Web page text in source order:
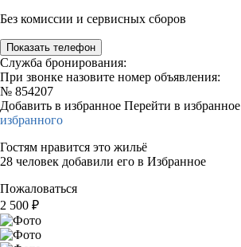
Без комиссии и сервисных сборов
Показать телефон
Служба бронирования:
При звонке назовите номер объявления:
№ 854207
Добавить в избранное Перейти в избранное
избранного
Гостям нравится это жильё
28 человек добавили его в Избранное
Пожаловаться
2 500 ₽